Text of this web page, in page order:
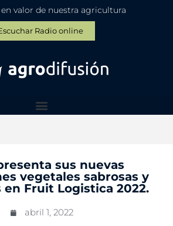
en valor de nuestra agricultura
Radio online
sus nuevas
vegetales sabrosas y
en Fruit Logistica 2022.
abril 1, 2022